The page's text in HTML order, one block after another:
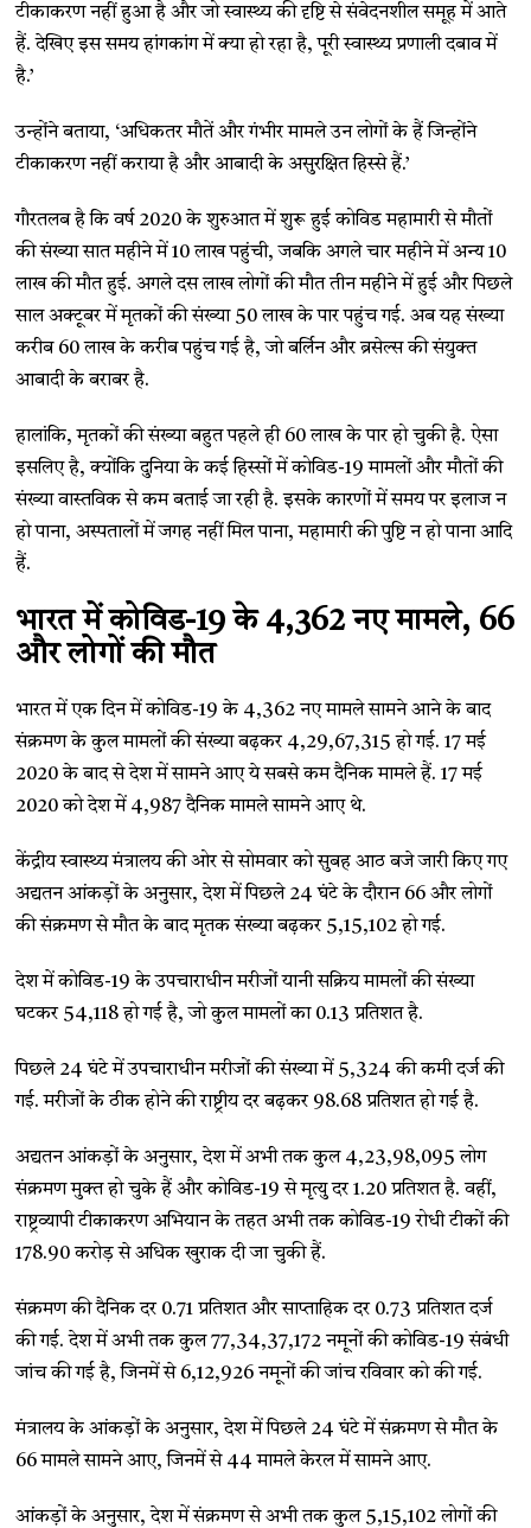
टीकाकरण नहीं हुआ है और जो स्वास्थ्य की दृष्टि से संवेदनशील समूह में आते
हैं. देखिए इस समय हांगकांग में क्या हो रहा है, पूरी स्वास्थ्य प्रणाली दबाव में
है.’
उन्होंने बताया, ‘अधिकतर मौतें और गंभीर मामले उन लोगों के हैं जिन्होंने
टीकाकरण नहीं कराया है और आबादी के असुरक्षित हिस्से हैं.’
गौरतलब है कि वर्ष 2020 के शुरुआत में शुरू हुई कोविड महामारी से मौतों
की संख्या सात महीने में 10 लाख पहुंची, जबकि अगले चार महीने में अन्य 10
लाख की मौत हुई. अगले दस लाख लोगों की मौत तीन महीने में हुई और पिछले
साल अक्टूबर में मृतकों की संख्या 50 लाख के पार पहुंच गई. अब यह संख्या
करीब 60 लाख के करीब पहुंच गई है, जो बर्लिन और ब्रसेल्स की संयुक्त
आबादी के बराबर है.
हालांकि, मृतकों की संख्या बहुत पहले ही 60 लाख के पार हो चुकी है. ऐसा
इसलिए है, क्योंकि दुनिया के कई हिस्सों में कोविड-19 मामलों और मौतों की
संख्या वास्तविक से कम बताई जा रही है. इसके कारणों में समय पर इलाज न
हो पाना, अस्पतालों में जगह नहीं मिल पाना, महामारी की पुष्टि न हो पाना आदि
हैं.
भारत में कोविड-19 के 4,362 नए मामले, 66
और लोगों की मौत
भारत में एक दिन में कोविड-19 के 4,362 नए मामले सामने आने के बाद
संक्रमण के कुल मामलों की संख्या बढ़कर 4,29,67,315 हो गई. 17 मई
2020 के बाद से देश में सामने आए ये सबसे कम दैनिक मामले हैं. 17 मई
2020 को देश में 4,987 दैनिक मामले सामने आए थे.
केंद्रीय स्वास्थ्य मंत्रालय की ओर से सोमवार को सुबह आठ बजे जारी किए गए
अद्यतन आंकड़ों के अनुसार, देश में पिछले 24 घंटे के दौरान 66 और लोगों
की संक्रमण से मौत के बाद मृतक संख्या बढ़कर 5,15,102 हो गई.
देश में कोविड-19 के उपचाराधीन मरीजों यानी सक्रिय मामलों की संख्या
घटकर 54,118 हो गई है, जो कुल मामलों का 0.13 प्रतिशत है.
पिछले 24 घंटे में उपचाराधीन मरीजों की संख्या में 5,324 की कमी दर्ज की
गई. मरीजों के ठीक होने की राष्ट्रीय दर बढ़कर 98.68 प्रतिशत हो गई है.
अद्यतन आंकड़ों के अनुसार, देश में अभी तक कुल 4,23,98,095 लोग
संक्रमण मुक्त हो चुके हैं और कोविड-19 से मृत्यु दर 1.20 प्रतिशत है. वहीं,
राष्ट्रव्यापी टीकाकरण अभियान के तहत अभी तक कोविड-19 रोधी टीकों की
178.90 करोड़ से अधिक खुराक दी जा चुकी हैं.
संक्रमण की दैनिक दर 0.71 प्रतिशत और साप्ताहिक दर 0.73 प्रतिशत दर्ज
की गई. देश में अभी तक कुल 77,34,37,172 नमूनों की कोविड-19 संबंधी
जांच की गई है, जिनमें से 6,12,926 नमूनों की जांच रविवार को की गई.
मंत्रालय के आंकड़ों के अनुसार, देश में पिछले 24 घंटे में संक्रमण से मौत के
66 मामले सामने आए, जिनमें से 44 मामले केरल में सामने आए.
आंकड़ों के अनुसार, देश में संक्रमण से अभी तक कुल 5,15,102 लोगों की